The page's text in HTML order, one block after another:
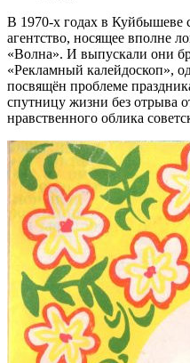
В 1970-х годах в Куйбышеве
агентство, носящее вполне
«Волна». И выпускали они
«Рекламный калейдоскоп»,
посвящён проблеме
спутницу жизни без отрыва
нравственного облика